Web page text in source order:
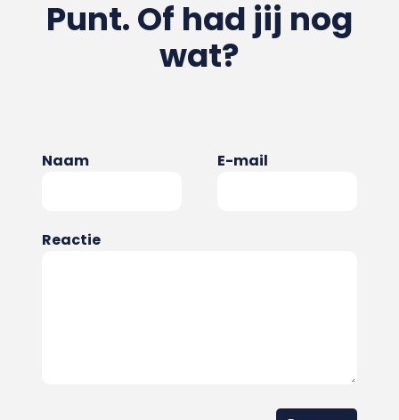
Punt. Of had jij nog
wat?
Naam E-mail
Reactie